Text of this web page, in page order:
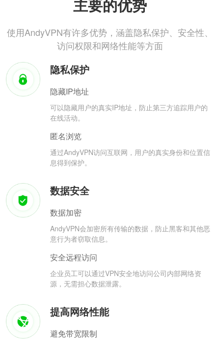
主要的优势
使用AndyVPN有许多优势，涵盖隐私保护、安全性、
访问权限和网络性能等方面
隐私保护
隐藏IP地址
可以隐藏用户的真实IP地址，防止第三方追踪用户的
在线活动。
匿名浏览
通过AndyVPN访问互联网，用户的真实身份和位置信
息得到保护。
数据安全
数据加密
AndyVPN会加密所有传输的数据，防止黑客和其他恶
意行为者窃取信息。
安全远程访问
企业员工可以通过VPN安全地访问公司内部网络资
源，无需担心数据泄露。
提高网络性能
避免带宽限制